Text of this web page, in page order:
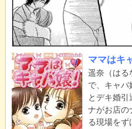
ママはキ
遥奈（はる
で、キャ
とデキ婚
ナがお店の
る現場をず